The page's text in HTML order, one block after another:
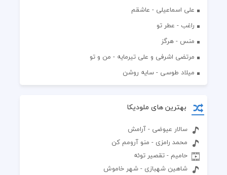
علی اسماعیلی - عاشقم
راغب - عطر تو
منس - هرگز
مرتضی اشرفی و علی تیرمایه - من و تو
میلاد طوسی - سایه روشن
بهترین های ملودیکا
سالار عیوضی - آرامش
محمد رامزی - منو آرومم کن
حامیم - تقصیر توئه
شاهین شهبازی - شهر خاموش